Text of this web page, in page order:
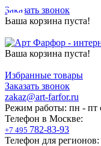
Заказать звонок
Ваша корзина пуста!
Ваша корзина пуста!
Избранные товары
Заказать звонок
zakaz@art-farfor.ru
Режим работы: пн - пт
Телефон в Москве:
+7 495 782-83-93
Телефон для регионов: